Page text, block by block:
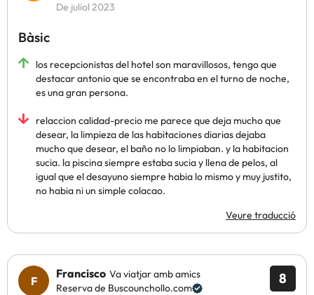
De juliol 2023
Bàsic
los recepcionistas del hotel son maravillosos, tengo que
destacar antonio que se encontraba en el turno de noche,
es una gran persona.
relaccion calidad-precio me parece que deja mucho que
desear, la limpieza de las habitaciones diarias dejaba
mucho que desear, el baño no lo limpiaban. y la habitacion
sucia. la piscina siempre estaba sucia y llena de pelos, al
igual que el desayuno siempre habia lo mismo y muy justito,
no habia ni un simple colacao.
Veure traducció
8
Francisco Va viatjar amb amics
Reserva de Buscounchollo.com